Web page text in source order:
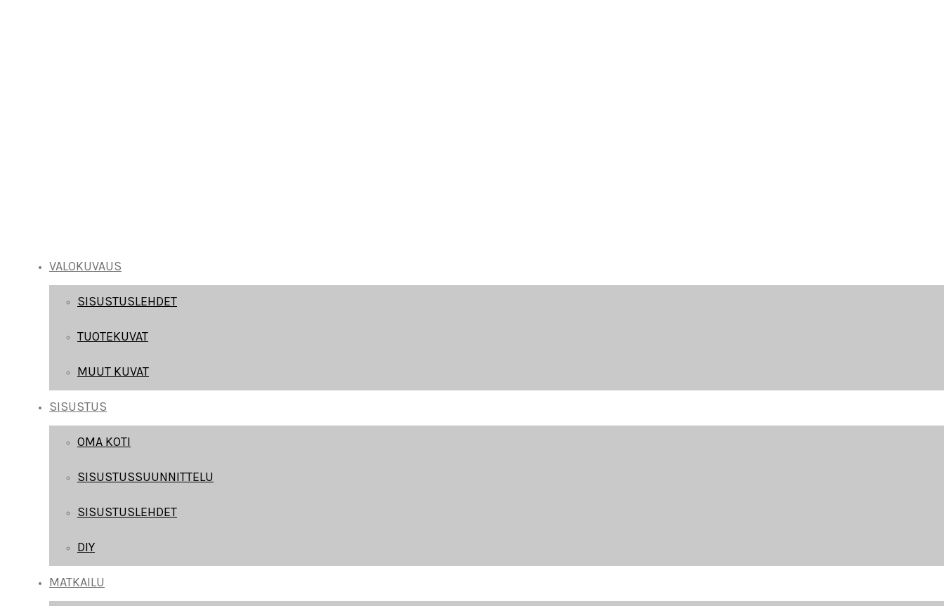
VALOKUVAUS
SISUSTUSLEHDET
TUOTEKUVAT
MUUT KUVAT
SISUSTUS
OMA KOTI
SISUSTUSSUUNNITTELU
SISUSTUSLEHDET
DIY
MATKAILU